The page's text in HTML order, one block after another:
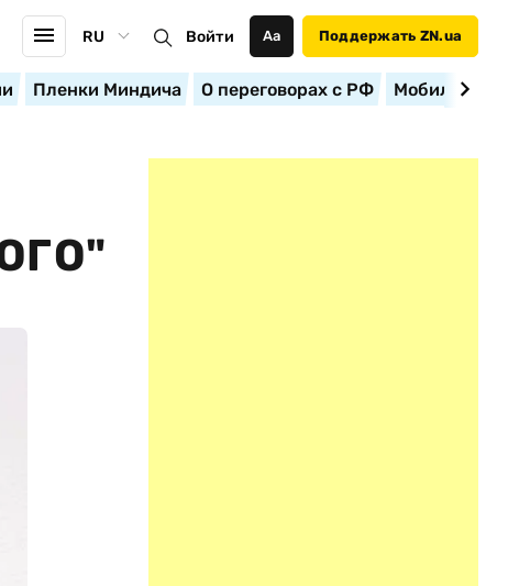
RU Войти Аа Поддержать ZN.ua
Пленки Миндича О переговорах с РФ